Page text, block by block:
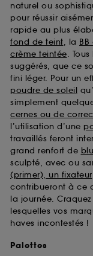
naturel ou
pour réussir
rapide au plus
fond de teint, la
crème teintée.
suggérés, que ce
fini léger. Pour un
poudre de soleil
simplement
cernes ou de
l’utilisation d’une
travaillés feront
grand renfort de
sculpté, avec ou
(primer), un fixateur
contribueront à ce
la journée.
lesquelles vos
haves incontestés !
Palettes